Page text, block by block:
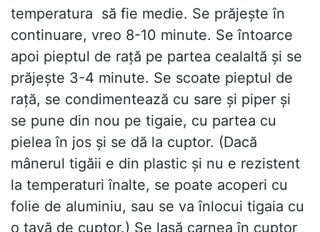
temperatura  să fie medie. Se prăjeşte în
continuare, vreo 8-10 minute. Se întoarce
apoi pieptul de raţă pe partea cealaltă şi se
prăjeşte 3-4 minute. Se scoate pieptul de
raţă, se condimentează cu sare şi piper şi
se pune din nou pe tigaie, cu partea cu
pielea în jos şi se dă la cuptor. (Dacă
mânerul tigăii e din plastic şi nu e rezistent
la temperaturi înalte, se poate acoperi cu
folie de aluminiu, sau se va înlocui tigaia cu
o tavă de cuptor.) Se lasă carnea în cuptor